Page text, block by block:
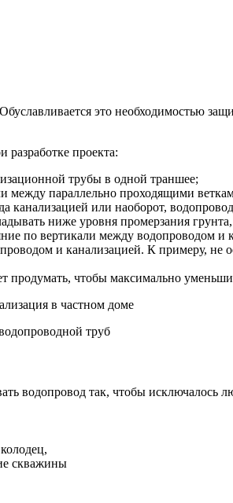
это необходимостью
проекта:
трубы в одной траншее;
между параллельно проходящими
канализацией или наоборот,
ниже уровня промерзания
по вертикали между водопроводом и
и канализацией. К примеру,
чтобы максимально
труб
водопровод так, чтобы исключалось
скважины